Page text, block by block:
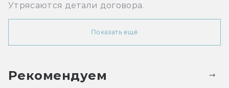
Утрясаются детали договора.
Показать ещё
Рекомендуем